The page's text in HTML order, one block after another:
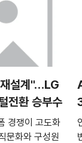
설계"…LG
전환 승부수
경쟁이 고도화
문화와 구성원